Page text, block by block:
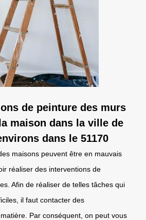
de peinture des murs
maison dans la ville de
dans le 51170
maisons peuvent être en mauvais
réaliser des interventions de
Afin de réaliser de telles tâches qui
il faut contacter des
Par conséquent, on peut vous